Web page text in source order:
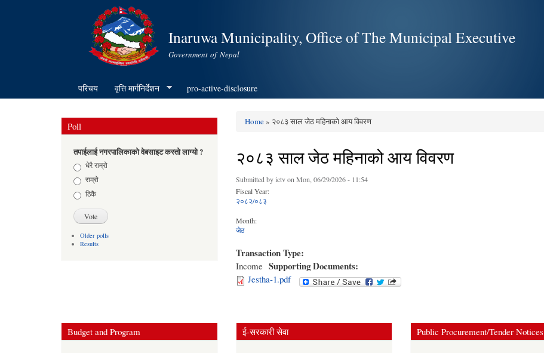
content
Inaruwa Municipality, Office of The Municipal Executive
Government of Nepal
परिचय वृत्ति मार्गनिर्देशन pro-active-disclosure
Poll
तपाईलाई नगरपालिकाको वेबसाइट कस्तो लाग्यो ?
Choicesधेरै राम्रो
राम्रो
ठिकै
Older polls
Results
Home» २०८३ साल जेठ महिनाको आय विवरण
२०८३ साल जेठ महिनाको आय विवरण
Submitted byictvon Mon, 06/29/2026 - 11:54
Fiscal Year:
२०८२/०८३
Month:
जेठ
Transaction Type:
Income Supporting Documents:
Jestha-1.pdf
Budget and Program ई-सरकारी सेवा Public Procurement/Tender Notices